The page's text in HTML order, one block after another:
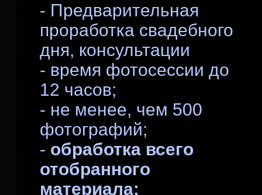
- Предварительная
проработка свадебного
дня, консультации
- время фотосессии до
12 часов;
- не менее, чем 500
фотографий;
- обработка всего
отобранного
материала;